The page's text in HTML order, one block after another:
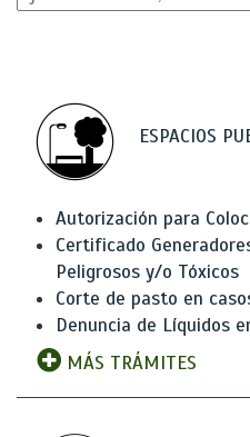
ESPACIOS
Autorización para
Certificado
Peligrosos y/o Tóxicos
Corte de pasto en
Denuncia de Líquidos
MÁS TRÁMITES